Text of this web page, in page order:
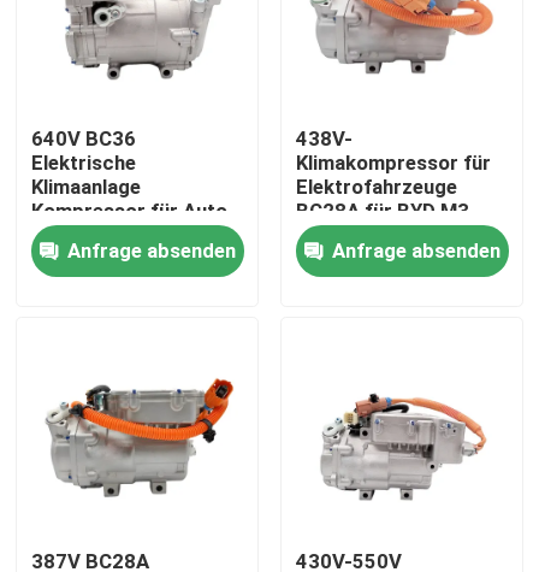
Videos
Werksbesichtigung
Qualitätskontrolle
Fälle
Referenzen
Elektroauto-WK-Kompressor
640V BC36
Elektrische
Klimaanlage
Kompressor für Auto
BYD T10
Anfrage absenden
438V-
Klimakompressor für
Elektrofahrzeuge
BC28A für BYD M3
OEM VBEI-8103020
Anfrage absenden
387V BC28A 430V-550V